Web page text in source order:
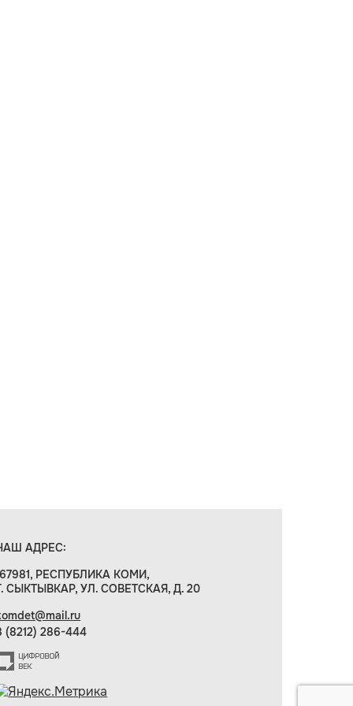
АДРЕС:
РЕСПУБЛИКА КОМИ,
СЫКТЫВКАР, УЛ. СОВЕТСКАЯ, Д. 20
(8212) 286-444